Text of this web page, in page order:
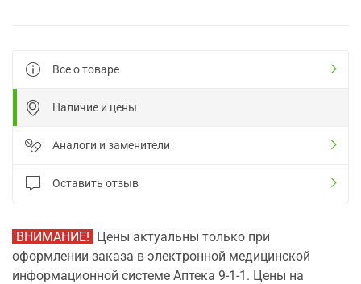
Все о товаре
Наличие и цены
Аналоги и заменители
Оставить отзыв
ВНИМАНИЕ! Цены актуальны только при
оформлении заказа в электронной медицинской
информационной системе Аптека 9-1-1. Цены на